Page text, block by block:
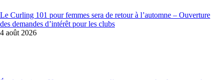
Le Curling 101 pour femmes sera de retour à l’automne – Ouverture
des demandes d’intérêt pour les clubs
4 août 2026